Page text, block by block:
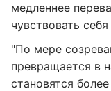
медленнее
чувствовать
"По мере
превращается в
становятся